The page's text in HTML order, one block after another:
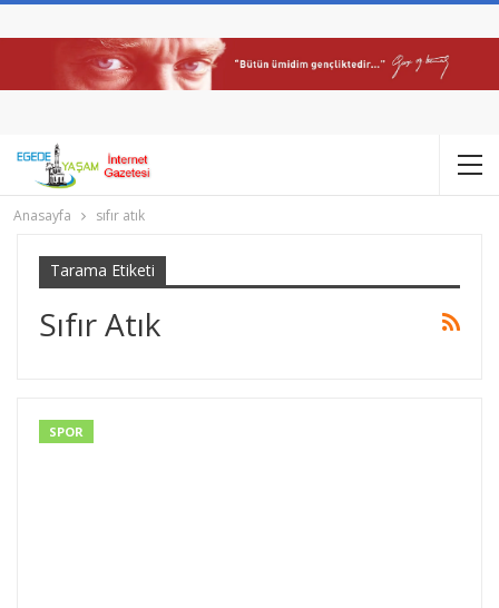
Anasayfa sıfır atık
Tarama Etiketi
Sıfır Atık
SPOR